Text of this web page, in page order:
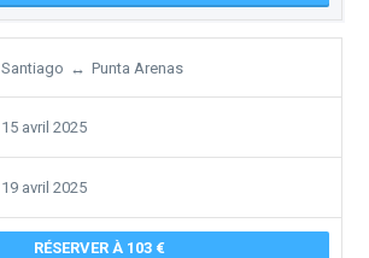
Santiago ↔ Punta Arenas
15 avril 2025
19 avril 2025
RÉSERVER À 103